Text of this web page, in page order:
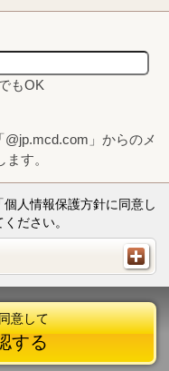
もOK
」からのメ
す。
人情報保護方針に同意し
ださい。
意して
する